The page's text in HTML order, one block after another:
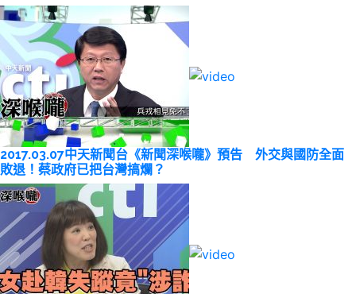
2017.03.07中天新聞台《新聞深喉嚨》預告 外交與國防全面
敗退！蔡政府已把台灣搞爛？